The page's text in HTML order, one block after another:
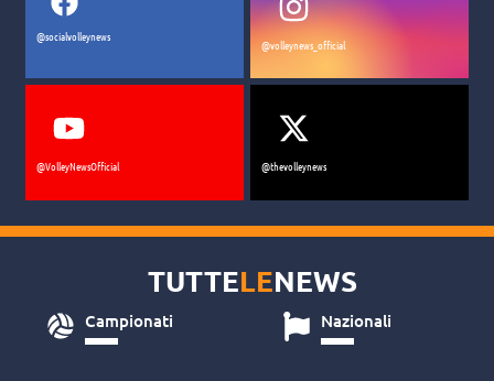
@socialvolleynews
@volleynews_official
@VolleyNewsOfficial @thevolleynews
TUTTELENEWS
Campionati Nazionali